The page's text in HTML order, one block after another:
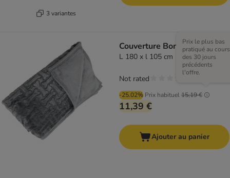
3 variantes
Couverture Bones XXL
L 180 x l 105 cm
-25.02% Prix habituel15,19 €
Prix le plus bas
pratiqué au cours
des 30 jours
précédents
l'offre.
11,39 €
Not rated
Ajouter au panier